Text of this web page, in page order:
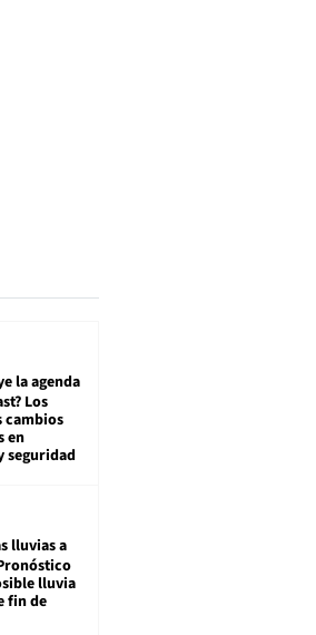
la agenda
Los
cambios
en
seguridad
lluvias a
lluvia
fin de